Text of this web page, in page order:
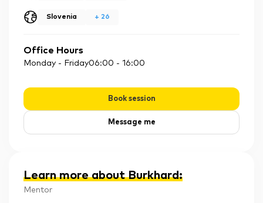
Slovenia + 26
Office Hours
Monday - Friday06:00 - 16:00
Book session
Message me
Learn more about Burkhard:
Mentor